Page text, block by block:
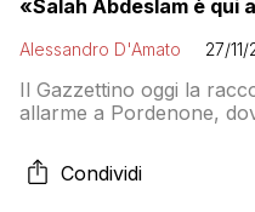
«Salah Abdeslam è qui
Alessandro D'Amato 27/11/
Il Gazzettino oggi la
allarme a Pordenone,
colpito nella notte di
segnalazione riguardava
Condividi